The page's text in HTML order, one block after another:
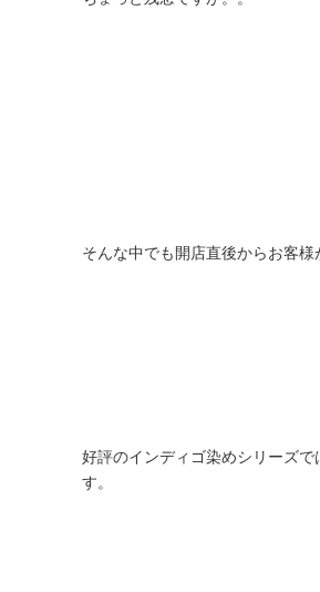
そんな中でも開店直後からお客
好評のインディゴ染めシリーズ
す。